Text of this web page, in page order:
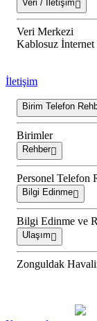
Veri / İletişim
Veri Merkezi
Kablosuz
İletişim
Birim Telefon
Birimler
Rehber
Personel Telefon
Bilgi Edinme
Bilgi Edinme ve
Ulaşım
Zonguldak